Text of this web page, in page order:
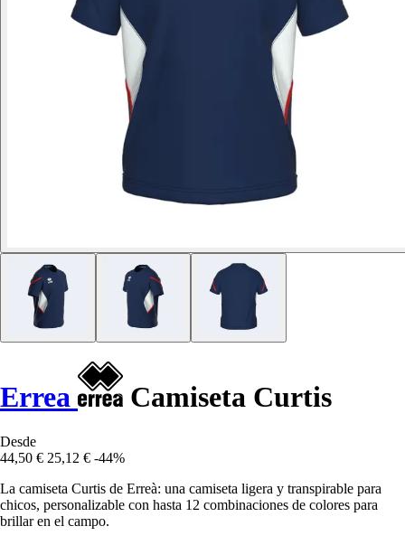
Errea Camiseta Curtis
Desde
44,50 € 25,12 € -44%
La camiseta Curtis de Erreà: una camiseta ligera y transpirable para
chicos, personalizable con hasta 12 combinaciones de colores para
brillar en el campo.